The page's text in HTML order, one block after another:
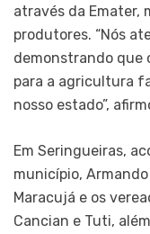
através da Emater,
produtores. “Nós
demonstrando que
para a agricultura
nosso estado”,
Em Seringueiras,
município,
Maracujá e os
Cancian e Tuti,